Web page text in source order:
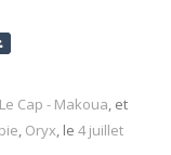
Cap - Makoua , et
Oryx , le 4 juillet